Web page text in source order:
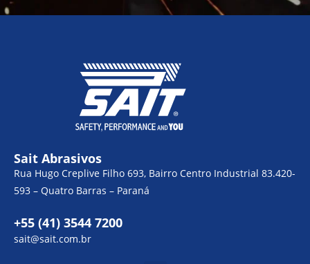
Sait Abrasivos
Rua Hugo Creplive Filho 693, Bairro Centro Industrial 83.420-
593 – Quatro Barras – Paraná
+55 (41) 3544 7200
sait@sait.com.br